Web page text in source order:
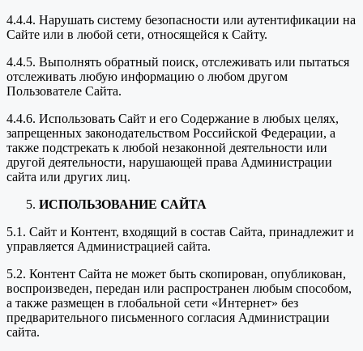
4.4.4. Нарушать систему безопасности или аутентификации на
Сайте или в любой сети, относящейся к Сайту.
4.4.5. Выполнять обратный поиск, отслеживать или пытаться
отслеживать любую информацию о любом другом
Пользователе Сайта.
4.4.6. Использовать Сайт и его Содержание в любых целях,
запрещенных законодательством Российской Федерации, а
также подстрекать к любой незаконной деятельности или
другой деятельности, нарушающей права Администрации
сайта или других лиц.
ИСПОЛЬЗОВАНИЕ САЙТА
5.1. Сайт и Контент, входящий в состав Сайта, принадлежит и
управляется Администрацией сайта.
5.2. Контент Сайта не может быть скопирован, опубликован,
воспроизведен, передан или распространен любым способом,
а также размещен в глобальной сети «Интернет» без
предварительного письменного согласия Администрации
сайта.